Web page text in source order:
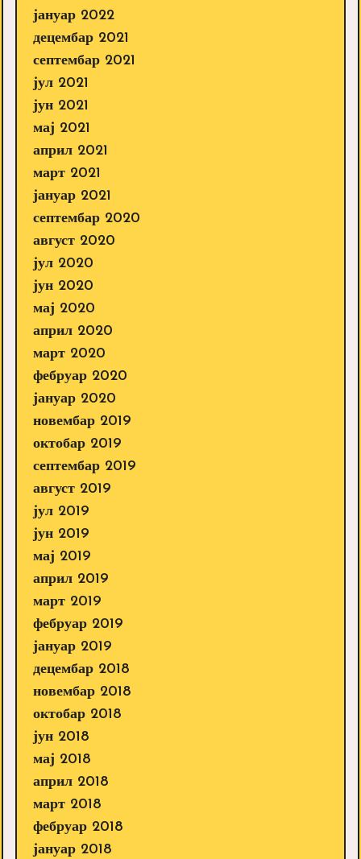
јануар 2022
децембар 2021
септембар 2021
јул 2021
јун 2021
мај 2021
април 2021
март 2021
јануар 2021
септембар 2020
август 2020
јул 2020
јун 2020
мај 2020
април 2020
март 2020
фебруар 2020
јануар 2020
новембар 2019
октобар 2019
септембар 2019
август 2019
јул 2019
јун 2019
мај 2019
април 2019
март 2019
фебруар 2019
јануар 2019
децембар 2018
новембар 2018
октобар 2018
јун 2018
мај 2018
април 2018
март 2018
фебруар 2018
јануар 2018